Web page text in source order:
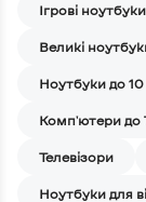
Iгрові ноутбуки
Великі
Ноутбуки до
Комп'ютери до
Телевізори
Ноутбуки для